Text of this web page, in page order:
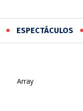
ESPECTÁCULOS
Array